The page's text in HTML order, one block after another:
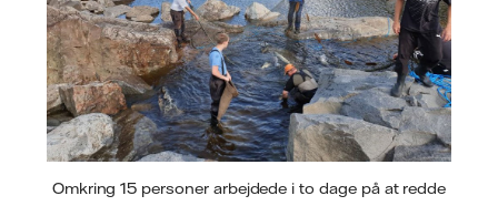
Omkring 15 personer arbejdede i to dage på at redde